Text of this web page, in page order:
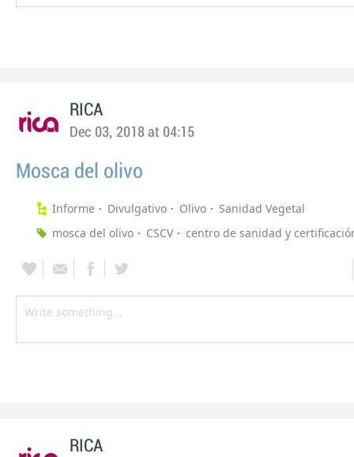
RICA
Dec 03, 2018 at 04:15
Mosca del olivo
Informe Divulgativo Olivo
Sanidad Vegetal
mosca del olivo
CSCV centro de sanidad y
RICA